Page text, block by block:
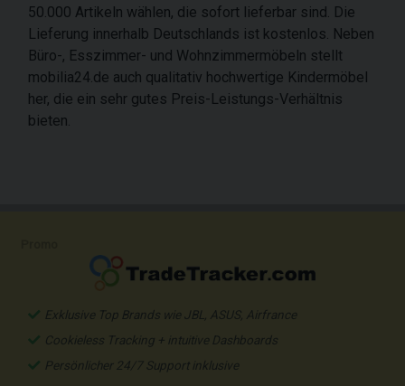
50.000 Artikeln wählen, die sofort lieferbar sind. Die
Lieferung innerhalb Deutschlands ist kostenlos. Neben
Büro-, Esszimmer- und Wohnzimmermöbeln stellt
mobilia24.de auch qualitativ hochwertige Kindermöbel
her, die ein sehr gutes Preis-Leistungs-Verhältnis
bieten.
Exklusive Top Brands wie JBL, ASUS, Airfrance
Cookieless Tracking + intuitive Dashboards
Persönlicher 24/7 Support inklusive